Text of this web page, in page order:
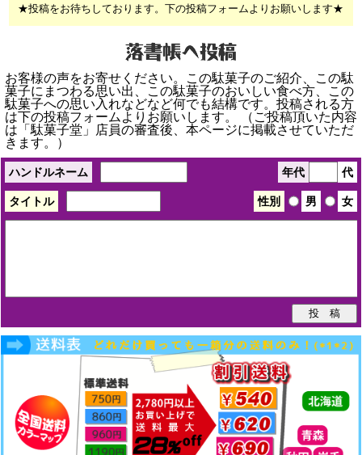
★投稿をお待ちしております。下の投稿フォームよりお願いします★
お客様の声をお寄せください。この駄菓子のご紹介、この駄
菓子にまつわる思い出、この駄菓子のおいしい食べ方、この
駄菓子への思い入れなどなど何でも結構です。投稿される方
は下の投稿フォームよりお願いします。 （ご投稿頂いた内容
は「駄菓子堂」店員の審査後、本ページに掲載させていただ
きます。）
ハンドルネーム 代
年代
タイトル 女
男
性別